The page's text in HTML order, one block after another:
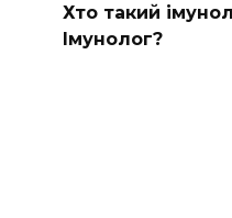
Хто такий
Імунолог?